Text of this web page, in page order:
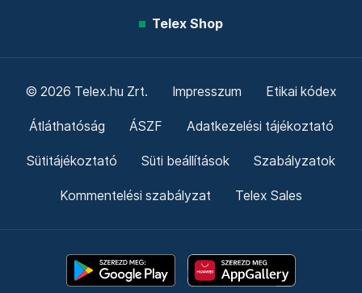
Telex Shop
© 2026 Telex.hu Zrt. Impresszum Etikai kódex
Átláthatóság ÁSZF Adatkezelési tájékoztató
Sütitájékoztató Süti beállítások Szabályzatok
Kommentelési szabályzat Telex Sales